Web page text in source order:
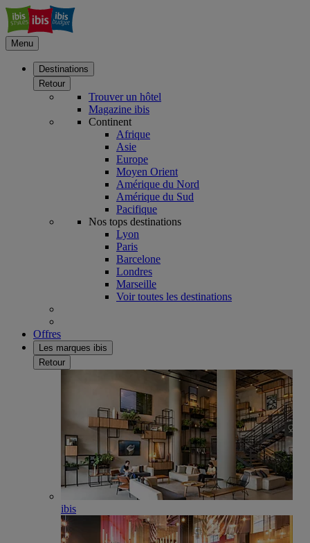
Menu
Destinations
Retour
Trouver un hôtel
Magazine ibis
Continent
Afrique
Asie
Europe
Moyen Orient
Amérique du Nord
Amérique du Sud
Pacifique
Nos tops destinations
Lyon
Paris
Barcelone
Londres
Marseille
Voir toutes les destinations
Offres
Les marques ibis
Retour
ibis